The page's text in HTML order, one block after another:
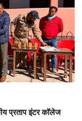
प्रताप इंटर कॉलेज